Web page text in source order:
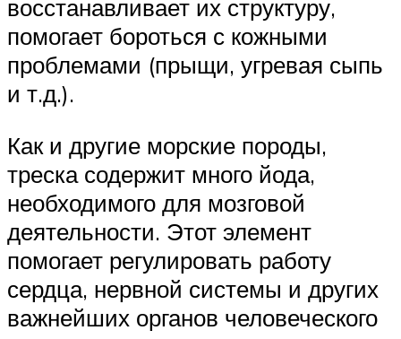
восстанавливает их структуру,
помогает бороться с кожными
проблемами (прыщи, угревая сыпь
и т.д.).
Как и другие морские породы,
треска содержит много йода,
необходимого для мозговой
деятельности. Этот элемент
помогает регулировать работу
сердца, нервной системы и других
важнейших органов человеческого